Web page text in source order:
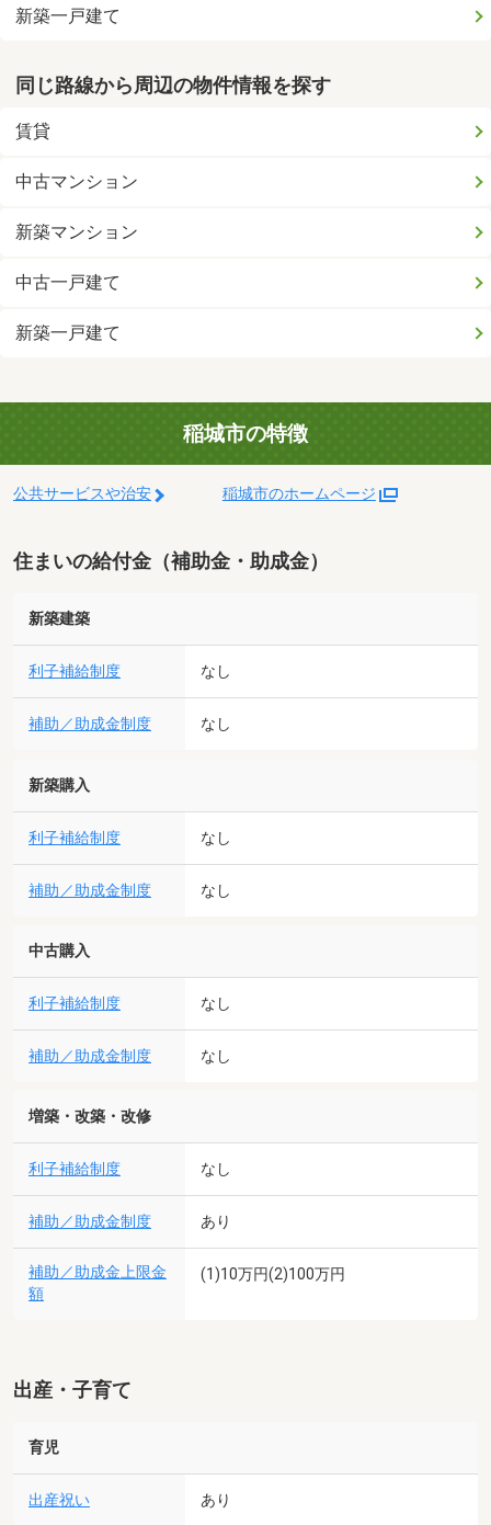
新築一戸建て
同じ路線から周辺の物件情報を探す
賃貸
中古マンション
新築マンション
中古一戸建て
新築一戸建て
稲城市の特徴
公共サービスや治安 稲城市のホームページ
住まいの給付金（補助金・助成金）
新築建築
利子補給制度 なし
補助／助成金制度 なし
新築購入
利子補給制度 なし
補助／助成金制度 なし
中古購入
利子補給制度 なし
補助／助成金制度 なし
増築・改築・改修
利子補給制度 なし
補助／助成金制度 あり
補助／助成金上限金
額
(1)10万円(2)100万円
出産・子育て
育児
出産祝い あり